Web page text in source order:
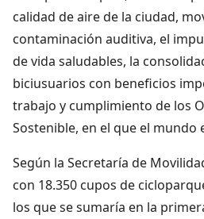
calidad de aire de la ciudad,
contaminación auditiva, el
de vida saludables, la
biciusuarios con beneficios
trabajo y cumplimiento de los
Sostenible, en el que el mundo
Según la Secretaría de
con 18.350 cupos de
los que se sumaría en la